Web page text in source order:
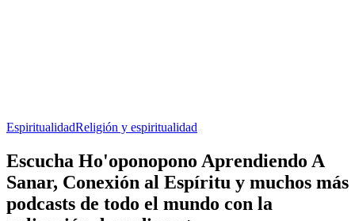
EspiritualidadReligión y espiritualidad
Escucha Ho'oponopono Aprendiendo A
Sanar, Conexión al Espíritu y muchos más
podcasts de todo el mundo con la